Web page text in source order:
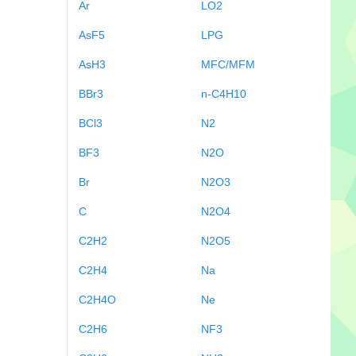
Ar
AsF5
AsH3
BBr3
BCl3
BF3
Br
C
C2H2
C2H4
C2H4O
C2H6
LO2
LPG
MFC/MFM
n-C4H10
N2
N2O
N2O3
N2O4
N2O5
Na
Ne
NF3